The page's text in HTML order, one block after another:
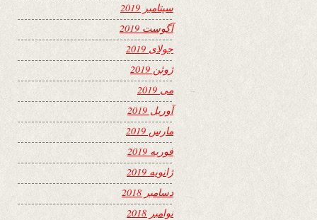
سپتامبر 2019
آگوست 2019
جولای 2019
ژوئن 2019
می 2019
آوریل 2019
مارس 2019
فوریه 2019
ژانویه 2019
دسامبر 2018
نوامبر 2018